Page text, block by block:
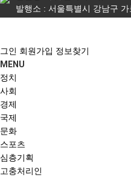
발행소 : 서울특별시 강남구
그인 회원가입 정보찾기
MENU
정치
사회
경제
국제
문화
스포츠
심층기획
고충처리인